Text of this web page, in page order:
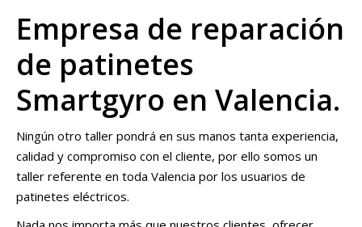
Empresa de reparación
de patinetes
Smartgyro en Valencia.
Ningún otro taller pondrá en sus manos tanta experiencia,
calidad y compromiso con el cliente, por ello somos un
taller referente en toda Valencia por los usuarios de
patinetes eléctricos.